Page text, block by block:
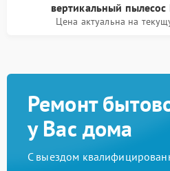
вертикальный пылесос
Цена актуальна на
Ремонт
у Вас дома
С выездом